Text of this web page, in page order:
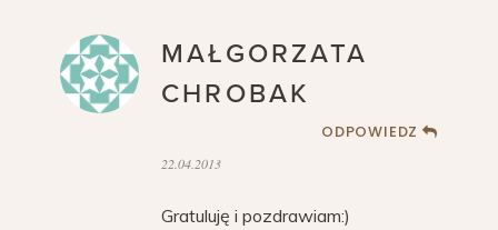
MAŁGORZATA
CHROBAK
ODPOWIEDZ
22.04.2013
Gratuluję i pozdrawiam:)